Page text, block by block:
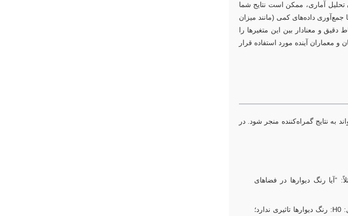
تحلیل آماری، ممکن است نتایج شما
داده‌های کمی (مانند میزان
و معنادار بین این متغیرها را
معماران آینده مورد استفاده قرار
به نتایج گمراه‌کننده منجر شود. در
“آیا رنگ دیوارها در فضاهای
بر اساس سوالات، فرضیات صفر (H0) و فرضیات جایگزین (H1) را تدوین کنید. (مثال: H0: رنگ دیوارها تاثیری ندارد؛